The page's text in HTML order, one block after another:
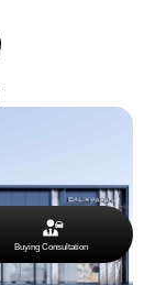
Buying Consultation